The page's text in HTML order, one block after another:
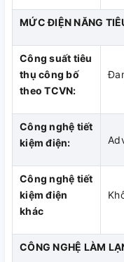
loại thực phẩm cần
chế độ AI sẽ tự động
Ngăn lấy
Ngăn được thiết kế
nước, giúp nhanh
Bảng điều
Màn hình LED Smart
nhiệt độ tiện lợi và
MỨC ĐIỆN NĂNG
Công suất tiêu
thụ công bố
theo TCVN:
Công nghệ tiết
kiệm điện:
Công nghệ tiết
kiệm điện
khác
CÔNG NGHỆ LÀM